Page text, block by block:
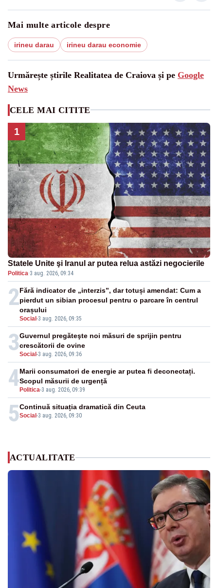
Mai multe articole despre
irineu darau irineu darau economie
Urmărește știrile Realitatea de Craiova și pe Google
News
CELE MAI CITITE
1
Statele Unite şi Iranul ar putea relua astăzi negocierile
Politica·3 aug. 2026, 09:34
2
Social -3 aug. 2026, 09:35
Fără indicator de „interzis”, dar totuși amendat: Cum a
pierdut un sibian procesul pentru o parcare în centrul
orașului
3Social -3 aug. 2026, 09:36
Guvernul pregăteşte noi măsuri de sprijin pentru
crescătorii de ovine
4 Politica-3 aug. 2026, 09:39
Marii consumatori de energie ar putea fi deconectați.
Scopul măsurii de urgență
5Social -3 aug. 2026, 09:30
Continuă situația dramatică din Ceuta
ACTUALITATE